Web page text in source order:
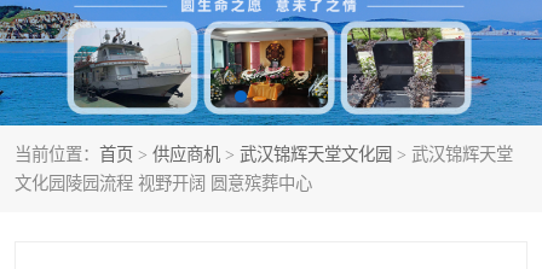
当前位置： 首页 > 供应商机 > 武汉锦辉天堂文化园 > 武汉锦辉天堂
文化园陵园流程 视野开阔 圆意殡葬中心
武汉锦辉天堂文化园 仙鹤湖湿地公园
长乐园陵园 万福净土陵园
武汉市阳逻九龙宫陵园 石门峰人文纪念园